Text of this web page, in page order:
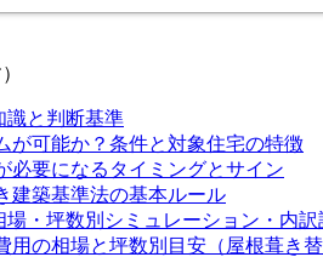
識と判断基準
が可能か？条件と対象住宅の特徴
必要になるタイミングとサイン
建築基準法の基本ルール
・坪数別シミュレーション・内訳
の相場と坪数別目安（屋根葺き替